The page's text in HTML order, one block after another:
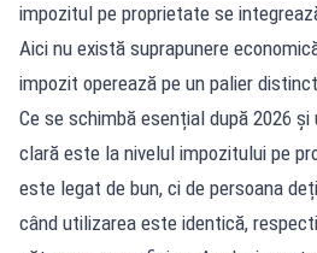
impozitul pe proprietate se
Aici nu există suprapunere
impozit operează pe un palier
Ce se schimbă esențial după 2026
clară este la nivelul impozitului pe
este legat de bun, ci de persoana
când utilizarea este identică,